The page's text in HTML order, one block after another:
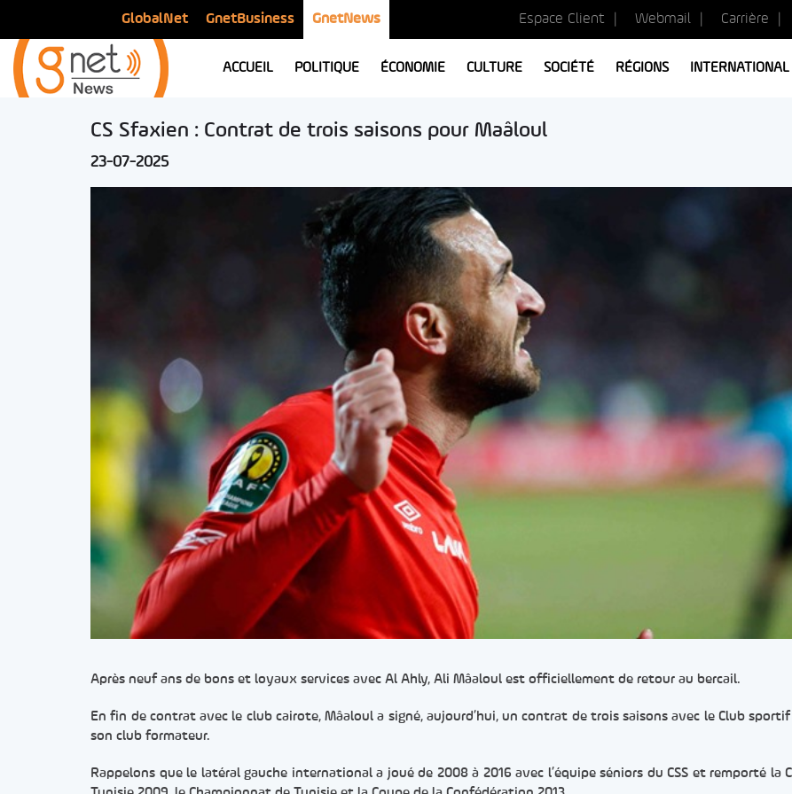
GlobalNet GnetBusiness GnetNews Espace Client Webmail Carrière
ACCUEIL POLITIQUE ÉCONOMIE CULTURE SOCIÉTÉ RÉGIONS INTERNATIONAL
CS Sfaxien : Contrat de trois saisons pour Maâloul
23-07-2025
Après neuf ans de bons et loyaux services avec Al Ahly, Ali Mâaloul est officiellement de retour au bercail.
En fin de contrat avec le club cairote, Mâaloul a signé, aujourd’hui, un contrat de trois saisons avec le Club
son club formateur.
Rappelons que le latéral gauche international a joué de 2008 à 2016 avec l’équipe séniors du CSS et remporté la